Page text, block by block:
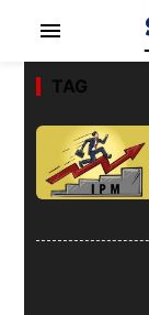
menu
TAG